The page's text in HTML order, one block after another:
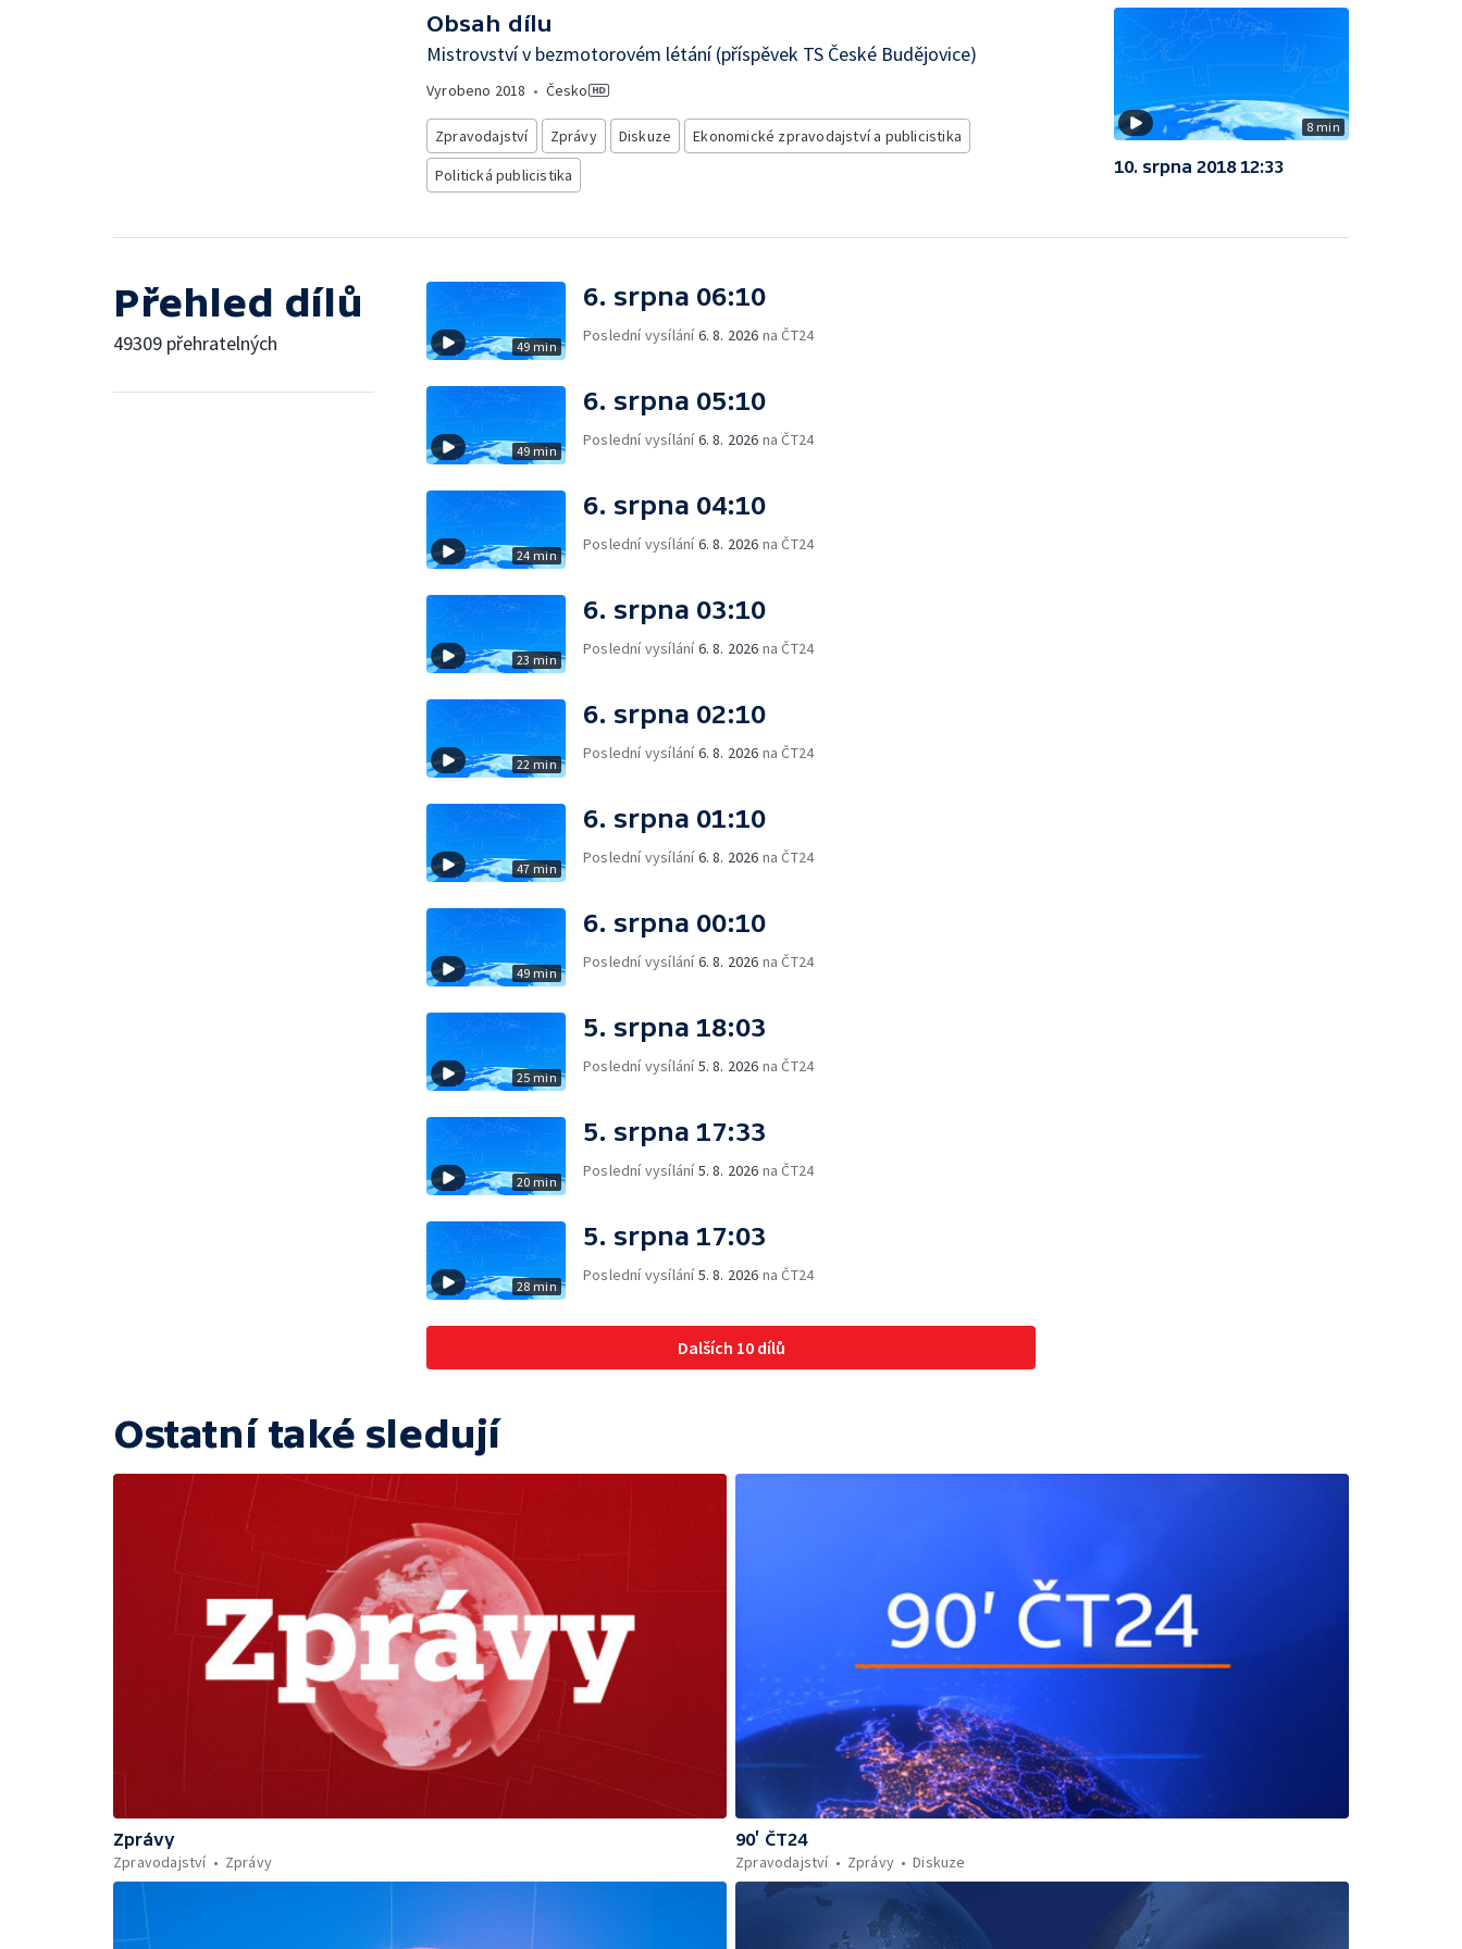
Obsah dílu
Mistrovství v bezmotorovém létání (příspěvek TS České Budějovice)
Vyrobeno 2018 • Česko
Zpravodajství Zprávy Diskuze
Ekonomické zpravodajství a publicistika
Politická publicistika
8 min
10. srpna 2018 12:33
Přehled dílů
49309 přehratelných 49 min
6. srpna 06:10
Poslední vysílání6. 8. 2026 na ČT24
49 min
6. srpna 05:10
Poslední vysílání6. 8. 2026 na ČT24
24 min
6. srpna 04:10
Poslední vysílání6. 8. 2026 na ČT24
23 min
6. srpna 03:10
Poslední vysílání6. 8. 2026 na ČT24
22 min
6. srpna 02:10
Poslední vysílání6. 8. 2026 na ČT24
47 min
6. srpna 01:10
Poslední vysílání6. 8. 2026 na ČT24
49 min
6. srpna 00:10
Poslední vysílání6. 8. 2026 na ČT24
25 min
5. srpna 18:03
Poslední vysílání5. 8. 2026 na ČT24
20 min
5. srpna 17:33
Poslední vysílání5. 8. 2026 na ČT24
28 min
5. srpna 17:03
Poslední vysílání5. 8. 2026 na ČT24
Dalších 10 dílů
Ostatní také sledují
Zprávy
Zpravodajství
Zprávy
90’ ČT24
Zpravodajství
Zprávy Diskuze